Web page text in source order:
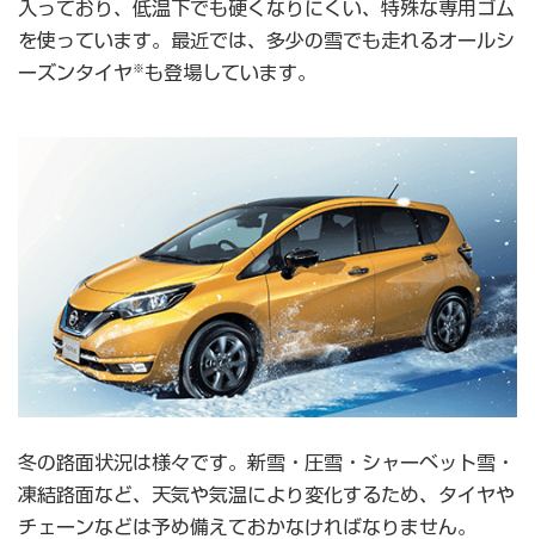
入っており、低温下でも硬くなりにくい、特殊な専用ゴム
を使っています。最近では、多少の雪でも走れるオールシ
ーズンタイヤ ※ も登場しています。
冬の路面状況は様々です。新雪・圧雪・シャーベット雪・
凍結路面など、天気や気温により変化するため、タイヤや
チェーンなどは予め備えておかなければなりません。